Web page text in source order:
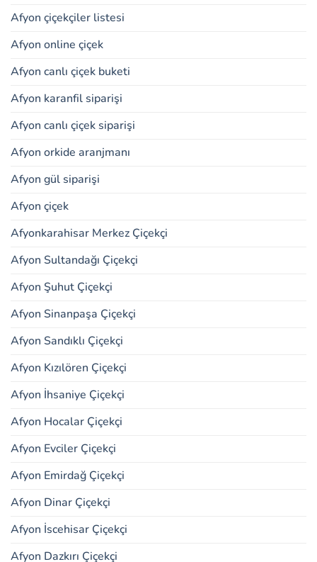
Afyon çiçekçiler listesi
Afyon online çiçek
Afyon canlı çiçek buketi
Afyon karanfil siparişi
Afyon canlı çiçek siparişi
Afyon orkide aranjmanı
Afyon gül siparişi
Afyon çiçek
Afyonkarahisar Merkez Çiçekçi
Afyon Sultandağı Çiçekçi
Afyon Şuhut Çiçekçi
Afyon Sinanpaşa Çiçekçi
Afyon Sandıklı Çiçekçi
Afyon Kızılören Çiçekçi
Afyon İhsaniye Çiçekçi
Afyon Hocalar Çiçekçi
Afyon Evciler Çiçekçi
Afyon Emirdağ Çiçekçi
Afyon Dinar Çiçekçi
Afyon İscehisar Çiçekçi
Afyon Dazkırı Çiçekçi